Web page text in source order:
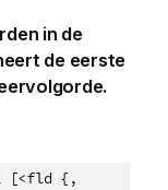
in de
de eerste
[<fld {,